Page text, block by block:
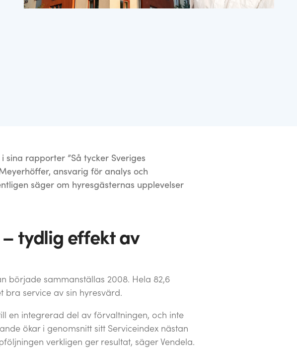
sina rapporter ”Så tycker Sveriges
ansvarig för analys och
säger om hyresgästernas upplevelser
tydlig effekt av
började sammanställas 2008. Hela 82,6
bra service av sin hyresvärd.
en integrerad del av förvaltningen, och inte
ökar i genomsnitt sitt Serviceindex nästan
verkligen ger resultat, säger Vendela.